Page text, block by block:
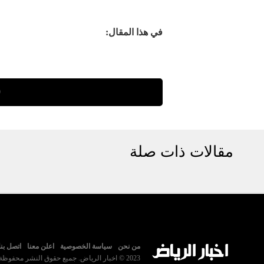
في هذا المقال:
مقالات ذات صلة
من نحن سياسة الخصوصية اعلن معنا
اتصل
2023 © اخبار الرياض. جميع حقوق النشر محفوظة.